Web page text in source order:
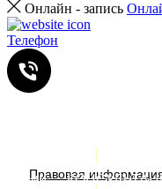
Правовая
Акции
ИМЕЮТСЯ
Онлайн - запись
Телефон